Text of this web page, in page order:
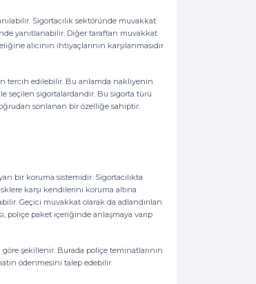
Sigortacılık sektöründe muvakkat
yanıtlanabilir. Diğer taraftan muvakkat
alıcının ihtiyaçlarının karşılanmasıdır
tercih edilebilir. Bu anlamda nakliyenin
seçilen sigortalardandır. Bu sigorta türü
sonlanan bir özelliğe sahiptir.
bir koruma sistemidir. Sigortacılıkta
karşı kendilerini koruma altına
Geçici muvakkat olarak da adlandırılan
poliçe paket içeriğinde anlaşmaya varıp
şekillenir. Burada poliçe teminatlarının
ödenmesini talep edebilir.